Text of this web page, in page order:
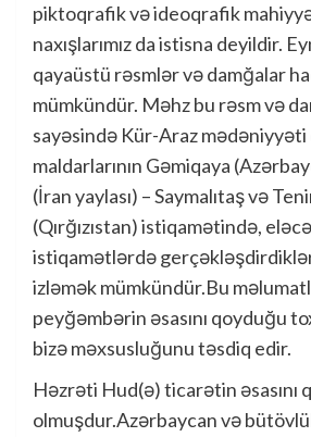
piktoqrafik və ideoqrafik
naxışlarımız da istisna deyildir.
qayaüstü rəsmlər və damğalar
mümkündür. Məhz bu rəsm və
sayəsində Kür-Araz
maldarlarının Gəmiqaya
(İran yaylası) – Saymalıtaş və
(Qırğızıstan) istiqamətində,
istiqamətlərdə
izləmək mümkündür.Bu
peyğəmbərin əsasını qoyduğu
bizə məxsusluğunu təsdiq edir.
Həzrəti Hud(ə) ticarətin əsasını
olmuşdur.Azərbaycan və